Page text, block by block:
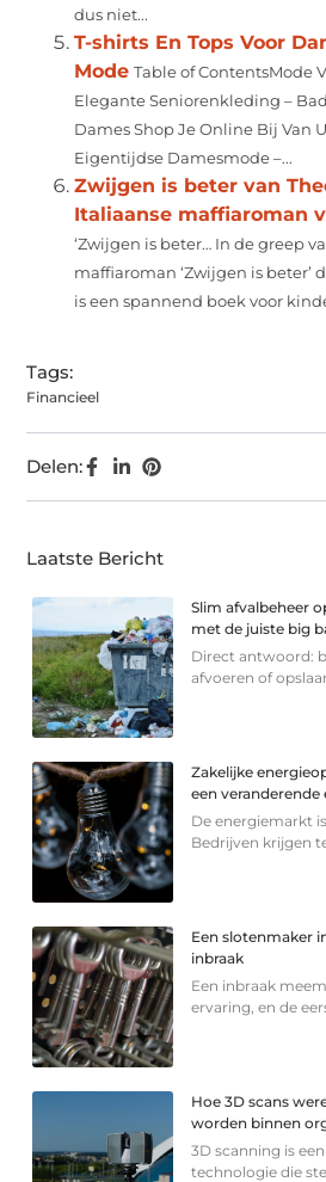
dus niet...
T-shirts En Tops Voor
Mode Table of ContentsMode
Elegante Seniorenkleding –
Dames Shop Je Online Bij Van
Eigentijdse Damesmode –...
Zwijgen is beter van
Italiaanse maffiaroman
‘Zwijgen is beter… In de greep
maffiaroman ‘Zwijgen is beter’
is een spannend boek voor
Tags:
Financieel
Delen:
Laatste Bericht
Slim afvalbeheer
met de juiste big
Direct antwoord:
afvoeren of
Zakelijke
een
De energiemarkt
Bedrijven krijgen
Een slotenmaker
inbraak
Een inbraak
ervaring, en de
Hoe 3D scans
worden binnen
3D scanning is
technologie die